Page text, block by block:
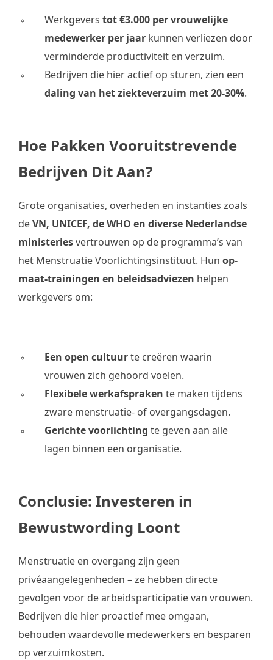
Werkgeverstot €3.000 per vrouwelijke
medewerker per jaar kunnen verliezen door
verminderde productiviteit en verzuim.
Bedrijven die hier actief op sturen, zien een
daling van het ziekteverzuim met 20-30%.
Hoe Pakken Vooruitstrevende
Bedrijven Dit Aan?
Grote organisaties, overheden en instanties zoals
deVN, UNICEF, de WHO en diverse Nederlandse
ministeriesvertrouwen op de programma’s van
het Menstruatie Voorlichtingsinstituut. Hun op-
maat-trainingen en beleidsadviezen helpen
werkgevers om:
Een open cultuurte creëren waarin
vrouwen zich gehoord voelen.
Flexibele werkafspraken te maken tijdens
zware menstruatie- of overgangsdagen.
Gerichte voorlichting te geven aan alle
lagen binnen een organisatie.
Conclusie: Investeren in
Bewustwording Loont
Menstruatie en overgang zijn geen
privéaangelegenheden – ze hebben directe
gevolgen voor de arbeidsparticipatie van vrouwen.
Bedrijven die hier proactief mee omgaan,
behouden waardevolle medewerkers en besparen
op verzuimkosten.